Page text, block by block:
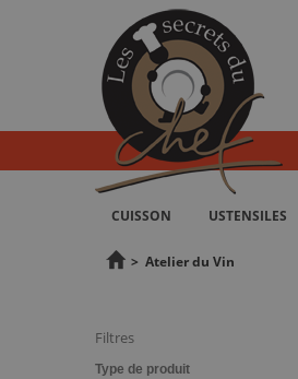
CUISSON USTENSILES
> Atelier du Vin
Filtres
Type de produit